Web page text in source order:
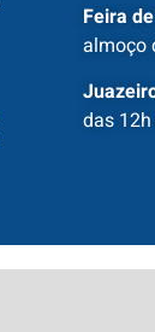
Feira
almoço
das